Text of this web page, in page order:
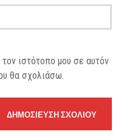
ιστότοπο μου σε αυτόν
θα σχολιάσω.